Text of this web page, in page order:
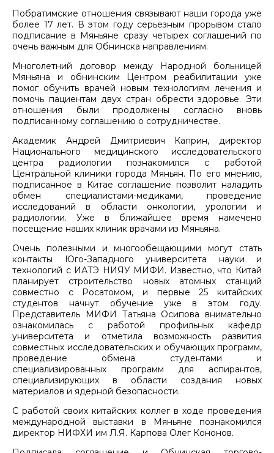
Побратимские отношения связывают наши города уже
более 17 лет. В этом году серьезным прорывом стало
подписание в Мяньяне сразу четырех соглашений по
очень важным для Обнинска направлениям.
Многолетний договор между Народной больницей
Мяньяна и обнинским Центром реабилитации уже
помог обучить врачей новым технологиям лечения и
помочь пациентам двух стран обрести здоровье. Эти
отношения были продолжены согласно вновь
подписанному соглашению о сотрудничестве.
Академик Андрей Дмитриевич Каприн, директор
Национального медицинского исследовательского
центра радиологии познакомился с работой
Центральной клиники города Мяньян. По его мнению,
подписанное в Китае соглашение позволит наладить
обмен специалистами-медиками, проведение
исследований в области онкологии, урологии и
радиологии. Уже в ближайшее время намечено
посещение наших клиник врачами из Мяньяна.
Очень полезными и многообещающими могут стать
контакты Юго-Западного университета науки и
технологий с ИАТЭ НИЯУ МИФИ. Известно, что Китай
планирует строительство новых атомных станций
совместно с Росатомом, и первые 25 китайских
студентов начнут обучение уже в этом году.
Представитель МИФИ Татьяна Осипова внимательно
ознакомилась с работой профильных кафедр
университета и отметила возможность развития
совместных исследовательских и обучающих программ,
проведение обмена студентами и
специализированных программ для аспирантов,
специализирующих в области создания новых
материалов и ядерной безопасности.
С работой своих китайских коллег в ходе проведения
международной выставки в Мяньяне познакомился
директор НИФХИ им Л.Я. Карпова Олег Кононов.